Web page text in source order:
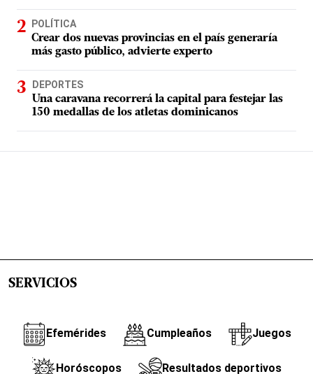
POLÍTICA
Crear dos nuevas provincias en el país generaría
más gasto público, advierte experto
DEPORTES
Una caravana recorrerá la capital para festejar las
150 medallas de los atletas dominicanos
SERVICIOS
Efemérides Cumpleaños Juegos
Horóscopos Resultados deportivos